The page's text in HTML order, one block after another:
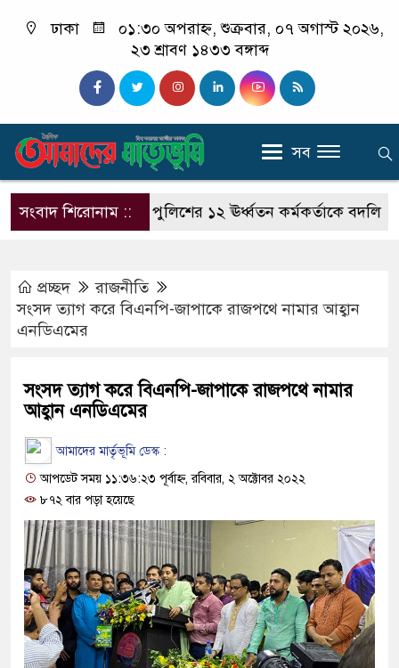
ঢাকা
০১:৩০ অপরাহ্ন, শুক্রবার, ০৭ অগাস্ট ২০২৬,
২৩ শ্রাবণ ১৪৩৩ বঙ্গাব্দ
সব
সংবাদ শিরোনাম ::
মেট্রোপলিটন পুলিশের ১২ ঊর্ধ্বতন কর্মকর্তাকে বদলি
প্রচ্ছদ
রাজনীতি
সংসদ ত্যাগ করে বিএনপি-জাপাকে রাজপথে নামার আহ্বান
এনডিএমের
সংসদ ত্যাগ করে বিএনপি-জাপাকে রাজপথে নামার
আহ্বান এনডিএমের
আমাদের মার্তৃভূমি ডেস্ক :
আপডেট সময় ১১:৩৬:২৩ পূর্বাহ্ন, রবিবার, ২ অক্টোবর ২০২২
৮৭২ বার পড়া হয়েছে